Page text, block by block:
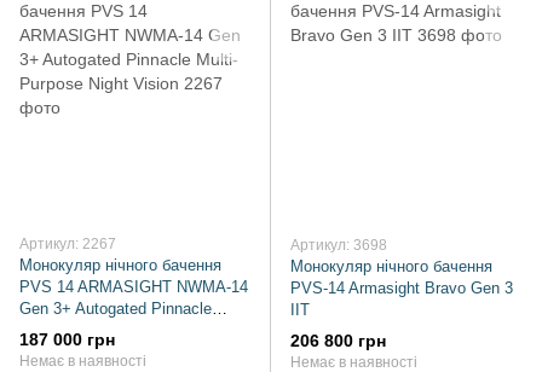
Артикул: 2267
Монокуляр нічного бачення
PVS 14 ARMASIGHT NWMA-14
Gen 3+ Autogated Pinnacle
Multi-Purpose Night Vision
187 000 грн
Немає в наявності
Артикул: 3698
Монокуляр нічного бачення
PVS-14 Armasight Bravo Gen 3
IIT
206 800 грн
Немає в наявності